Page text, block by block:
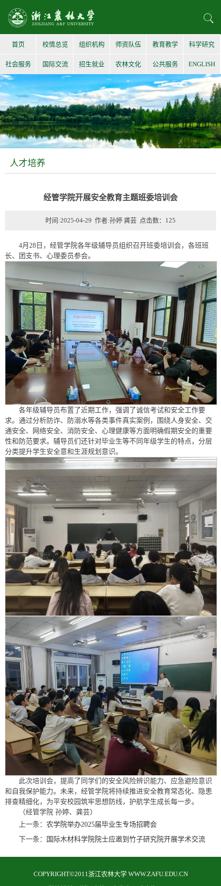
首页 校情总览 组织机构 师资队伍 教育教学 科学研究
社会服务 国际交流 招生就业 农林文化 公共服务 ENGLISH
人才培养
经管学院开展安全教育主题班委培训会
时间:2025-04-29 作者:孙婷 龚芸 点击数： 125
4月28日，经管学院各年级辅导员组织召开班委培训会，各班班
长、团支书、心理委员参会。
各年级辅导员布置了近期工作，强调了诚信考试和安全工作要
求。通过分析防诈、防溺水等各类事件真实案例，围绕人身安全、交
通安全、网络安全、消防安全、心理健康等方面明确假期安全的重要
性和防范要求。辅导员们还针对毕业生等不同年级学生的特点，分层
分类提升学生安全意和生涯规划意识。
此次培训会，提高了同学们的安全风险辨识能力、应急避险意识
和自我保护能力。未来，经管学院将持续推进安全教育常态化、隐患
排查精细化，为平安校园筑牢思想防线，护航学生成长每一步。
（经管学院 孙婷、龚芸）
上一条： 农学院举办2025届毕业生专场招聘会
下一条：
国际木材科学院院士应邀到竹子研究院开展学术交流
COPYRIGHT©2011浙江农林大学 WWW.ZAFU.EDU.CN